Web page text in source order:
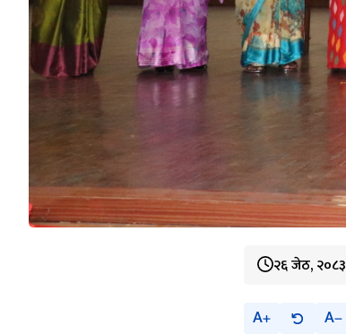
२६ जेठ, २०८३
A A